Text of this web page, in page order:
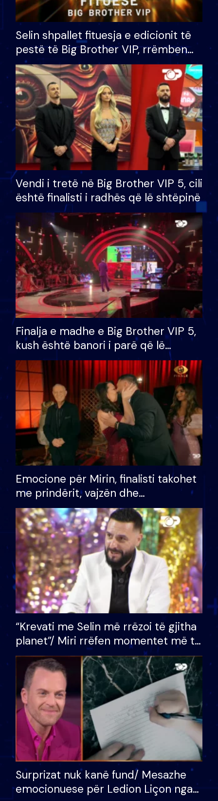
Selin shpallet fituesja e edicionit të
pestë të Big Brother VIP, rrëmben
çmimin e madh prej 100 mijë eurosh
Vendi i tretë në Big Brother VIP 5, cili
është finalisti i radhës që lë shtëpinë
Finalja e madhe e Big Brother VIP 5,
kush është banori i parë që lë
shtëpinë dhe humb mundësinë për
të fituar çmimin e madh
Emocione për Mirin, finalisti takohet
me prindërit, vajzën dhe
bashkëshorten: S’kemi ndonjë letër
divorci apo jo?
“Krevati me Selin më rrëzoi të gjitha
planet”/ Miri rrëfen momentet më të
bukura në shtëpinë e BB VIP: Do më
mungojë zilja e mëngjesit kur…
Surprizat nuk kanë fund/ Mesazhe
emocionuese për Ledion Liçon nga